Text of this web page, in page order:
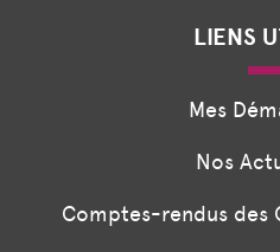
LIENS
Mes
Nos
Comptes-rendus des